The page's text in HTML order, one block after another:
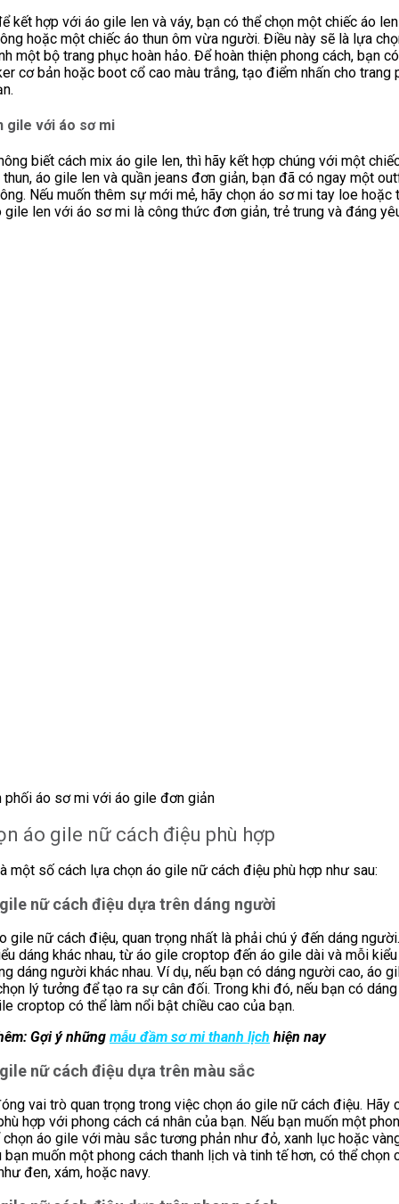
kết hợp với áo gile len và váy, bạn có thể chọn một chiếc áo
hoặc một chiếc áo thun ôm vừa người. Điều này sẽ là lựa
một bộ trang phục hoàn hảo. Để hoàn thiện phong cách, bạn
cơ bản hoặc boot cổ cao màu trắng, tạo điểm nhấn cho trang
gile với áo sơ mi
biết cách mix áo gile len, thì hãy kết hợp chúng với một
thun, áo gile len và quần jeans đơn giản, bạn đã có ngay một
Nếu muốn thêm sự mới mẻ, hãy chọn áo sơ mi tay loe hoặc
gile len với áo sơ mi là công thức đơn giản, trẻ trung và đáng
phối áo sơ mi với áo gile đơn giản
áo gile nữ cách điệu phù hợp
một số cách lựa chọn áo gile nữ cách điệu phù hợp như sau:
nữ cách điệu dựa trên dáng người
gile nữ cách điệu, quan trọng nhất là phải chú ý đến dáng
dáng khác nhau, từ áo gile croptop đến áo gile dài và mỗi
dáng người khác nhau. Ví dụ, nếu bạn có dáng người cao, áo
lý tưởng để tạo ra sự cân đối. Trong khi đó, nếu bạn có
croptop có thể làm nổi bật chiều cao của bạn.
Gợi ý những mẫu đầm sơ mi thanh lịch hiện nay
nữ cách điệu dựa trên màu sắc
vai trò quan trọng trong việc chọn áo gile nữ cách điệu. Hãy
hợp với phong cách cá nhân của bạn. Nếu bạn muốn một
áo gile với màu sắc tương phản như đỏ, xanh lục hoặc
bạn muốn một phong cách thanh lịch và tinh tế hơn, có thể chọn
đen, xám, hoặc navy.